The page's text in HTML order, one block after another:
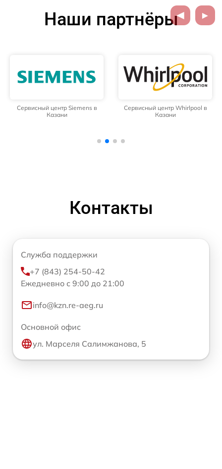
Наши партнёры
Сервисный центр Siemens в
Казани
Сервисный центр Whirlpool в
Казани
Контакты
Служба поддержки
+7 (843) 254-50-42
Ежедневно с 9:00 до 21:00
info@kzn.re-aeg.ru
Основной офис
ул. Марселя Салимжанова, 5